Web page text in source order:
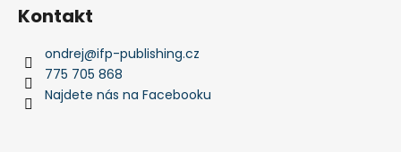
Kontakt
ondrej@ifp-publishing.cz
775 705 868
Najdete nás na Facebooku